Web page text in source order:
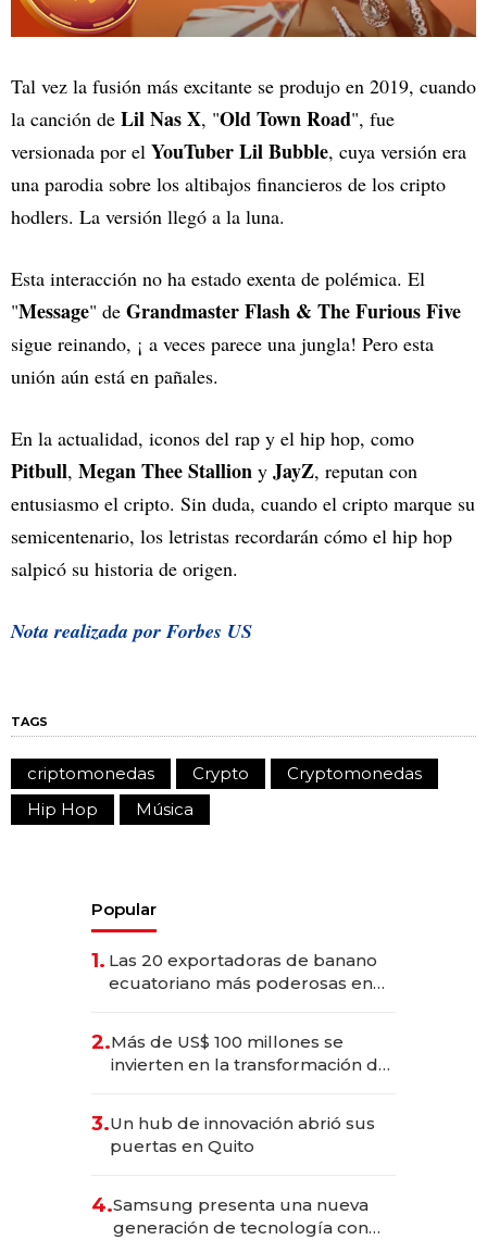
Tal vez la fusión más excitante se produjo en 2019, cuando
la canción de Lil Nas X, "Old Town Road", fue
versionada por el YouTuber Lil Bubble, cuya versión era
una parodia sobre los altibajos financieros de los cripto
hodlers. La versión llegó a la luna.
Esta interacción no ha estado exenta de polémica. El
"Message" de Grandmaster Flash & The Furious Five
sigue reinando, ¡ a veces parece una jungla! Pero esta
unión aún está en pañales.
En la actualidad, iconos del rap y el hip hop, como
Pitbull, Megan Thee Stallion y JayZ, reputan con
entusiasmo el cripto. Sin duda, cuando el cripto marque su
semicentenario, los letristas recordarán cómo el hip hop
salpicó su historia de origen.
Nota realizada por Forbes US
TAGS
criptomonedas Crypto
Cryptomonedas
Hip Hop
Música
Popular
1. Las 20 exportadoras de banano
ecuatoriano más poderosas en
2.Más de US$ 100 millones se
invierten en la transformación de
3.Un hub de innovación abrió sus
puertas en Quito
4.Samsung presenta una nueva
generación de tecnología con